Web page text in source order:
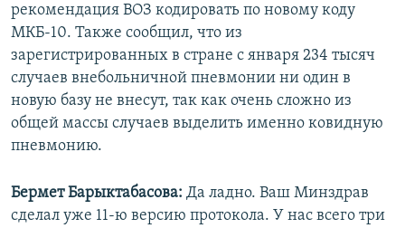
рекомендация ВОЗ кодировать по новому коду
МКБ-10. Также сообщил, что из
зарегистрированных в стране с января 234 тысяч
случаев внебольничной пневмонии ни один в
новую базу не внесут, так как очень сложно из
общей массы случаев выделить именно ковидную
пневмонию.
Бермет Барыктабасова: Да ладно. Ваш Минздрав
сделал уже 11-ю версию протокола. У нас всего три